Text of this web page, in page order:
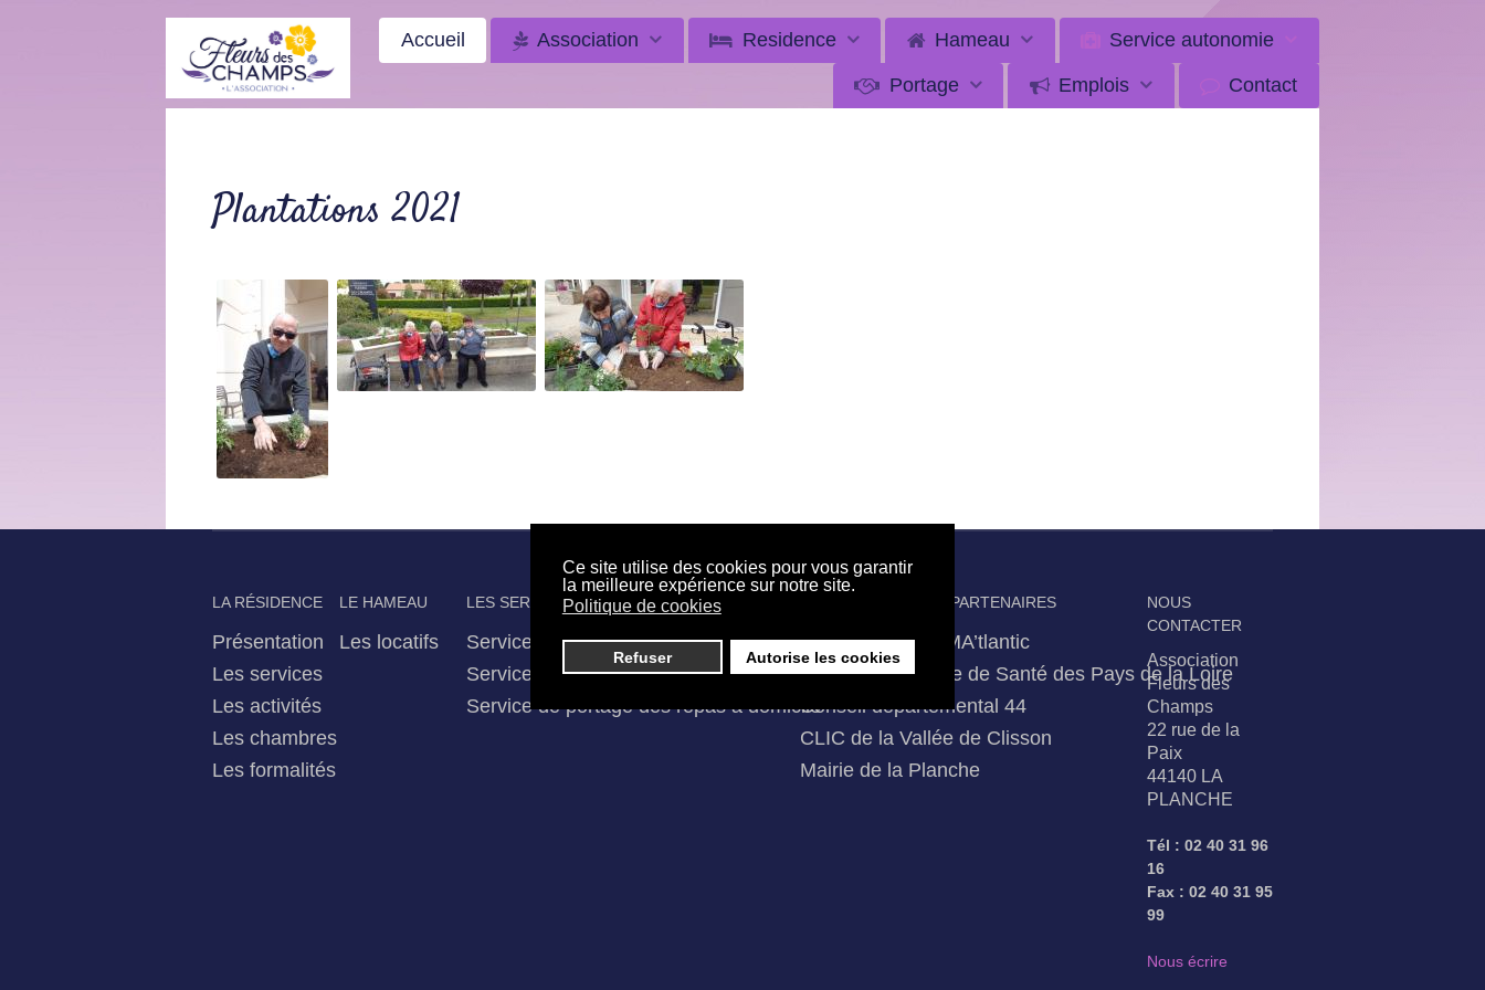
Ce site utilise des cookies pour vous garantir
la meilleure expérience sur notre site.
Politique de cookies
Refuser Autorise les cookies
Accueil Association Residence Hameau Service autonomie
Portage Emplois Contact
Plantations 2021
LA RÉSIDENCE
Présentation
Les services
Les activités
Les chambres
Les formalités
LE HAMEAU
Les locatifs
LES SERVICES D'AIDE
Services de soins infirmiers à domicile
Services d'aide et d'accompagnement à domicile
Service de portage des repas à domicile
NOTRE RÉSEAU DE PARTENAIRES
Groupement GAMA’tlantic
Agence Régionale de Santé des Pays de la Loire
Conseil départemental 44
CLIC de la Vallée de Clisson
Mairie de la Planche
NOUS
CONTACTER
Association
Fleurs des
Champs
22 rue de la
Paix
44140 LA
PLANCHE
Tél : 02 40 31 96
16
Fax : 02 40 31 95
99
Nous écrire